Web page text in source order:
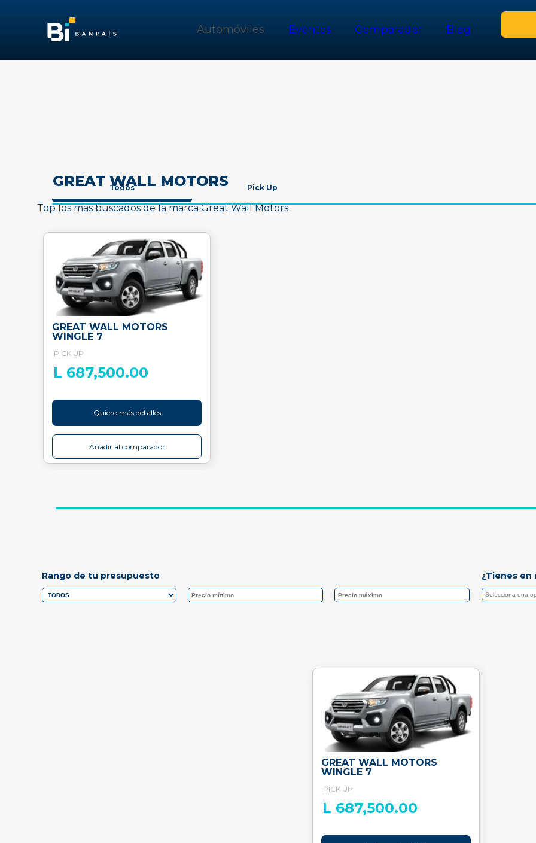
Automóviles Eventos Comparador Blog
GREAT WALL MOTORS
Todos Pick Up
Top los más buscados de la marca Great Wall Motors
GREAT WALL MOTORS
WINGLE 7
PICK UP
L 687,500.00
Quiero más detalles
Añadir al comparador
Rango de tu presupuesto ¿Tienes en
GREAT WALL MOTORS
WINGLE 7
PICK UP
L 687,500.00